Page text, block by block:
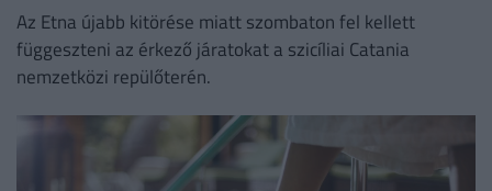
Az Etna újabb kitörése miatt szombaton fel kellett
függeszteni az érkező járatokat a szicíliai Catania
nemzetközi repülőterén.